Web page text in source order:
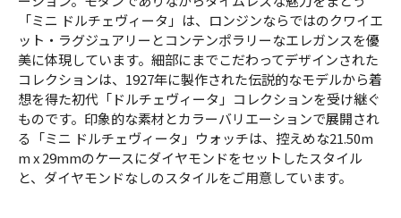
「ミニ ドルチェヴィータ」は、ロンジンならではのクワイエ
ット・ラグジュアリーとコンテンポラリーなエレガンスを優
美に体現しています。細部にまでこだわってデザインされた
コレクションは、1927年に製作された伝説的なモデルから着
想を得た初代「ドルチェヴィータ」コレクションを受け継ぐ
ものです。印象的な素材とカラーバリエーションで展開され
る「ミニ ドルチェヴィータ」ウォッチは、控えめな21.50m
m x 29mmのケースにダイヤモンドをセットしたスタイル
と、ダイヤモンドなしのスタイルをご用意しています。